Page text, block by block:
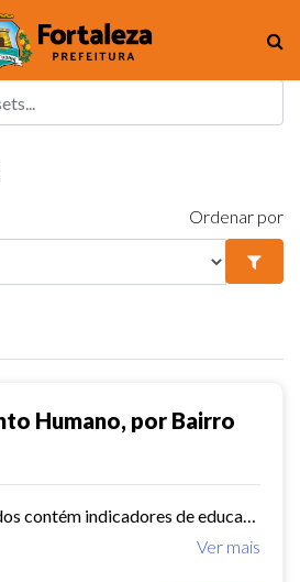
Ordenar por
Humano, por Bairro
Ver mais